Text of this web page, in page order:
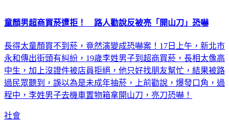
童顏男超商買菸遭拒！ 路人勸說反被亮「開山刀」恐嚇
長得太童顏買不到菸，竟然演變成恐嚇案！17日上午，新北市
永和傳出街頭有糾紛，19歲李姓男子到超商買菸，長相太像高
中生，加上沒證件被店員拒絕，他只好找朋友幫忙，結果被路
過民眾聽到，誤以為是未成年抽菸，上前勸說，爆發口角，過
程中，李姓男子去機車置物箱拿開山刀，亮刀恐嚇！
社會